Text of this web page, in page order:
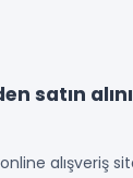
satın
alışveriş